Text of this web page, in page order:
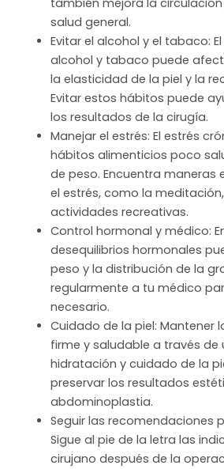
también mejora la
salud general.
Evitar el alcohol y el tabaco:
alcohol y tabaco puede
la elasticidad de la piel y la
Evitar estos hábitos puede
los resultados de la cirugía.
Manejar el estrés: El estrés
hábitos alimenticios poco
de peso. Encuentra maneras
el estrés, como la
actividades recreativas.
Control hormonal y médico:
desequilibrios hormonales
peso y la distribución de la
regularmente a tu médico
necesario.
Cuidado de la piel: Mantener
firme y saludable a través de
hidratación y cuidado de la
preservar los resultados
abdominoplastia.
Seguir las recomendaciones
Sigue al pie de la letra las
cirujano después de la